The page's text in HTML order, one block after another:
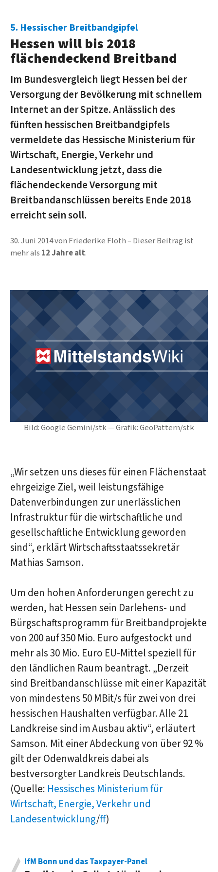
Bild: Google Gemini/stk — Grafik: GeoPattern/stk
5. Hessischer Breitbandgipfel
Hessen will bis 2018
flächendeckend Breitband
Im Bundesvergleich liegt Hessen bei der
Versorgung der Bevölkerung mit schnellem
Internet an der Spitze. Anlässlich des
fünften hessischen Breitbandgipfels
vermeldete das Hessische Ministerium für
Wirtschaft, Energie, Verkehr und
Landesentwicklung jetzt, dass die
flächendeckende Versorgung mit
Breitbandanschlüssen bereits Ende 2018
erreicht sein soll.
30. Juni 2014von Friederike Floth
Dieser Beitrag ist
mehr als 12 Jahre alt.
„Wir setzen uns dieses für einen Flächenstaat
ehrgeizige Ziel, weil leistungsfähige
Datenverbindungen zur unerlässlichen
Infrastruktur für die wirtschaftliche und
gesellschaftliche Entwicklung geworden
sind“, erklärt Wirtschaftsstaatssekretär
Mathias Samson.
Um den hohen Anforderungen gerecht zu
werden, hat Hessen sein Darlehens- und
Bürgschaftsprogramm für Breitbandprojekte
von 200 auf 350 Mio. Euro aufgestockt und
mehr als 30 Mio. Euro EU-Mittel speziell für
den ländlichen Raum beantragt. „Derzeit
sind Breitbandanschlüsse mit einer Kapazität
von mindestens 50 MBit/s für zwei von drei
hessischen Haushalten verfügbar. Alle 21
Landkreise sind im Ausbau aktiv“, erläutert
Samson. Mit einer Abdeckung von über 92 %
gilt der Odenwaldkreis dabei als
bestversorgter Landkreis Deutschlands.
(Quelle: Hessisches Ministerium für
Wirtschaft, Energie, Verkehr und
Landesentwicklung/ff)
IfM Bonn und das Taxpayer-Panel